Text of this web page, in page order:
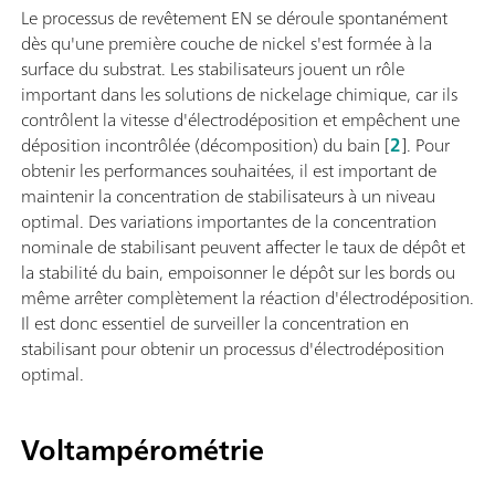
Le processus de revêtement EN se déroule spontanément
dès qu'une première couche de nickel s'est formée à la
surface du substrat. Les stabilisateurs jouent un rôle
important dans les solutions de nickelage chimique, car ils
contrôlent la vitesse d'électrodéposition et empêchent une
déposition incontrôlée (décomposition) du bain [2]. Pour
obtenir les performances souhaitées, il est important de
maintenir la concentration de stabilisateurs à un niveau
optimal. Des variations importantes de la concentration
nominale de stabilisant peuvent affecter le taux de dépôt et
la stabilité du bain, empoisonner le dépôt sur les bords ou
même arrêter complètement la réaction d'électrodéposition.
Il est donc essentiel de surveiller la concentration en
stabilisant pour obtenir un processus d'électrodéposition
optimal.
Voltampérométrie